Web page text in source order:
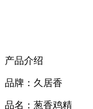
产品介绍
品牌：久居香
品名：葱香鸡精